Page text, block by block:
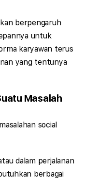
berpengaruh
untuk
karyawan terus
yang tentunya
Masalah
social
dalam perjalanan
berbagai